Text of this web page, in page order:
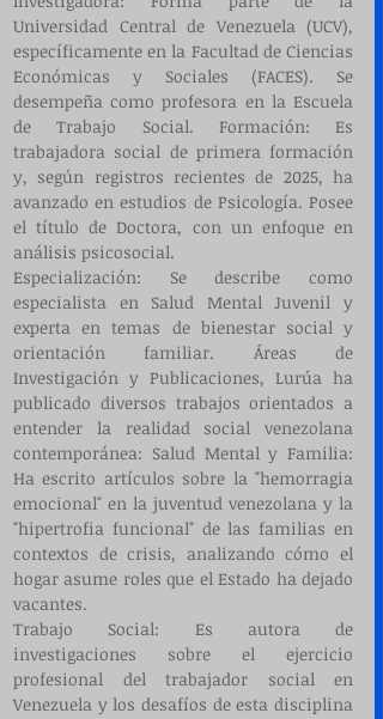
Universidad Central de Venezuela (UCV),
específicamente en la Facultad de Ciencias
Económicas y Sociales (FACES). Se
desempeña como profesora en la Escuela
de Trabajo Social. ​Formación: Es
trabajadora social de primera formación
y, según registros recientes de 2025, ha
avanzado en estudios de Psicología. Posee
el título de Doctora, con un enfoque en
análisis psicosocial.
​Especialización: Se describe como
especialista en Salud Mental Juvenil y
experta en temas de bienestar social y
orientación familiar. ​Áreas de
Investigación y Publicaciones, ​Lurúa ha
publicado diversos trabajos orientados a
entender la realidad social venezolana
contemporánea: Salud Mental y Familia:
Ha escrito artículos sobre la "hemorragia
emocional" en la juventud venezolana y la
"hipertrofia funcional" de las familias en
contextos de crisis, analizando cómo el
hogar asume roles que el Estado ha dejado
vacantes.
​Trabajo Social: Es autora de
investigaciones sobre el ejercicio
profesional del trabajador social en
Venezuela y los desafíos de esta disciplina